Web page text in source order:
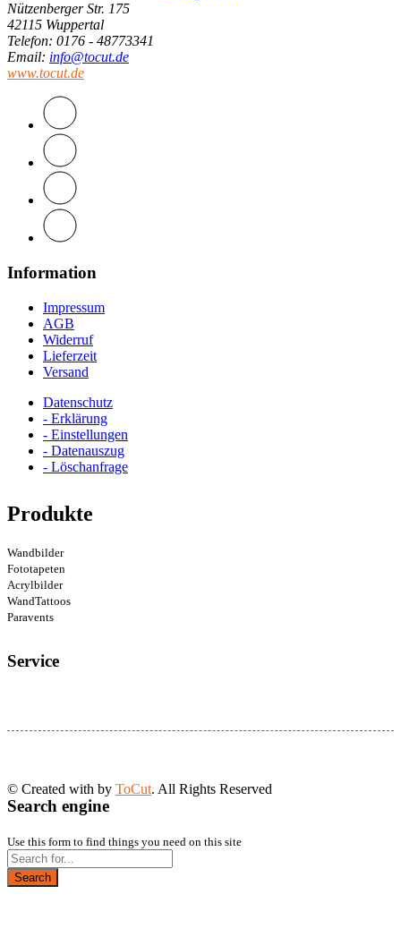
Nützenberger Str. 175
42115 Wuppertal
Telefon: 0176 - 48773341
Email: info@tocut.de
www.tocut.de
Information
Impressum
AGB
Widerruf
Lieferzeit
Versand
Datenschutz
- Erklärung
- Einstellungen
- Datenauszug
- Löschanfrage
Produkte
Wandbilder
Fototapeten
Acrylbilder
WandTattoos
Paravents
Service
© Created with by ToCut. All Rights Reserved
Search engine
Use this form to find things you need on this site
Search